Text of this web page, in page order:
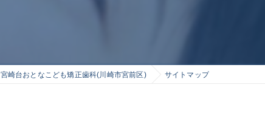
宮崎台おとなこども矯正歯科(川崎市宮前区) サイトマップ